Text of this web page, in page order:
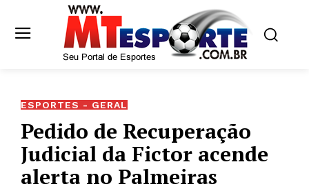
ESPORTES - GERAL
Pedido de Recuperação
Judicial da Fictor acende
alerta no Palmeiras